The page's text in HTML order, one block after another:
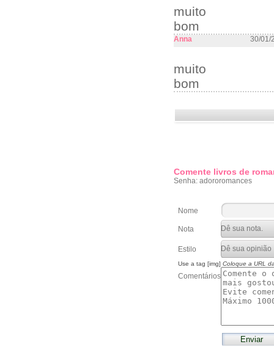
muito
bom
Anna 30/01/
muito
bom
Comente livros de
Senha: adororomances
Nome
Nota
Estilo
Use a tag [img] Coloque a URL
Comentários